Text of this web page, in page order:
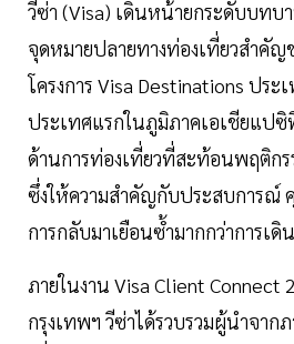
วีซ่า (Visa) เดินหน้ายกระดับบทบ
จุดหมายปลายทางท่องเที่ยวสำคัญ
โครงการ Visa Destinations ประ
ประเทศแรกในภูมิภาคเอเชียแป
ด้านการท่องเที่ยวที่สะท้อนพฤติก
ซึ่งให้ความสำคัญกับประสบการณ์
การกลับมาเยือนซ้ำมากกว่าการเ
ภายในงาน Visa Client Connect
กรุงเทพฯ วีซ่าได้รวบรวมผู้นำจาก